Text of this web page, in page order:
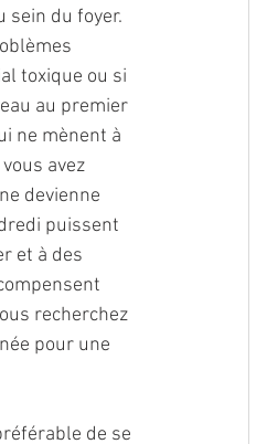
sein du foyer.
toxique ou si
au premier
ne mènent à
avez
devienne
puissent
et à des
recherchez
pour une
de se